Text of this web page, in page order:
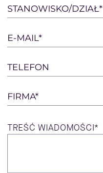
this
field
empty.
STANOWISKO/DZIAŁ*
E-MAIL*
TELEFON
FIRMA*
TREŚĆ WIADOMOŚCI*